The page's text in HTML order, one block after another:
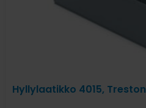
Hyllylaatikko 4015, Treston